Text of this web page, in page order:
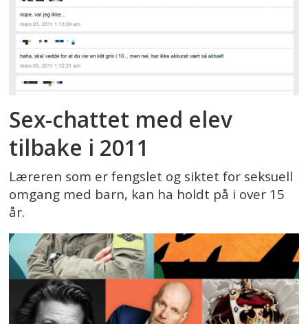
Sex-chattet med elev
tilbake i 2011
Læreren som er fengslet og siktet for seksuell
omgang med barn, kan ha holdt på i over 15
år.